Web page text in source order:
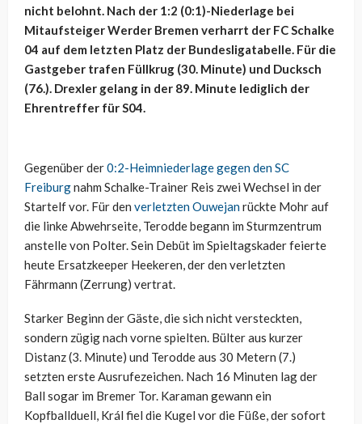
nicht belohnt. Nach der 1:2 (0:1)-Niederlage bei
Mitaufsteiger Werder Bremen verharrt der FC Schalke
04 auf dem letzten Platz der Bundesligatabelle. Für die
Gastgeber trafen Füllkrug (30. Minute) und Ducksch
(76.). Drexler gelang in der 89. Minute lediglich der
Ehrentreffer für S04.
Gegenüber der0:2-Heimniederlage gegen den SC
Freiburgnahm Schalke-Trainer Reis zwei Wechsel in der
Startelf vor. Für den verletzten Ouwejanrückte Mohr auf
die linke Abwehrseite, Terodde begann im Sturmzentrum
anstelle von Polter. Sein Debüt im Spieltagskader feierte
heute Ersatzkeeper Heekeren, der den verletzten
Fährmann (Zerrung) vertrat.
Starker Beginn der Gäste, die sich nicht versteckten,
sondern zügig nach vorne spielten. Bülter aus kurzer
Distanz (3. Minute) und Terodde aus 30 Metern (7.)
setzten erste Ausrufezeichen. Nach 16 Minuten lag der
Ball sogar im Bremer Tor. Karaman gewann ein
Kopfballduell, Král fiel die Kugel vor die Füße, der sofort